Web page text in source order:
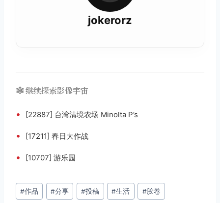
jokerorz
🕸️ 继续探索影像宇宙
• [22887] 台湾清境农场 Minolta P’s
• [17211] 春日大作战
• [10707] 游乐园
文
章
#作品 #分享 #投稿 #生活 #胶卷